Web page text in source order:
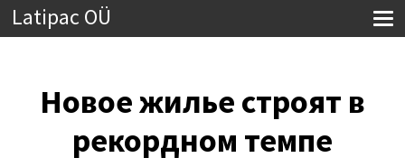
Latipac OÜ
Новое жилье строят в
рекордном темпе